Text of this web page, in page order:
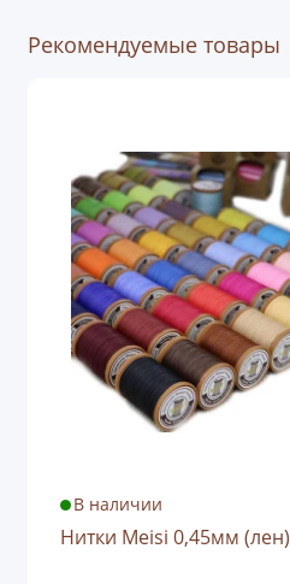
Рекомендуемые товары
В наличии
Нитки Meisi 0,45мм (лен)